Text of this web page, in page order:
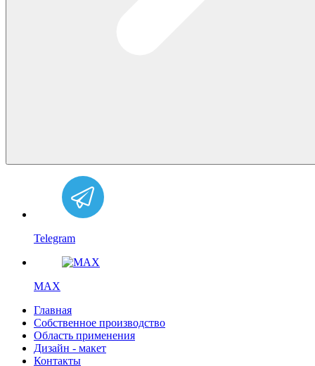
Telegram
MAX
Главная
Собственное производство
Область применения
Дизайн - макет
Контакты